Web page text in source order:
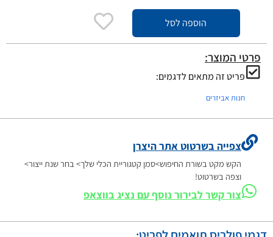
הוספה לסל
פרטי המוצר:
פריט זה מתאים לדגמים:
חנות אביזרים
צפייה בשרטוט אתר היצרן
הקש מקט בשורת החיפוש>סמן קטגוריית הכלי שלך> בחר שנת ייצור>
וצפה בשרטוט!
צור קשר לבירור נוסף עם נציג בווצאפ